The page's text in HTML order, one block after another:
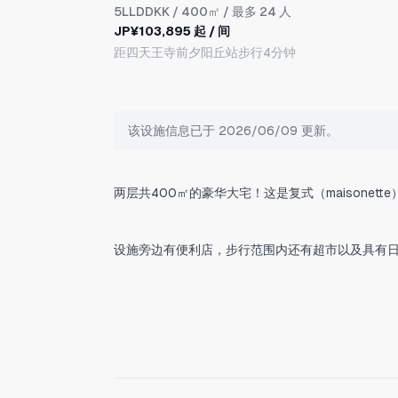
5LLDDKK / 400㎡ / 最多 24 人
JP¥103,895 起 / 间
距四天王寺前夕阳丘站步行4分钟
该设施信息已于 2026/06/09 更新。